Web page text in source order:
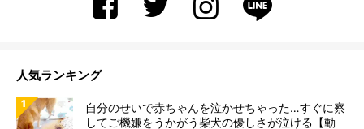
人気ランキング
自分のせいで赤ちゃんを泣かせちゃった…すぐに察
してご機嫌をうかがう柴犬の優しさが泣ける【動